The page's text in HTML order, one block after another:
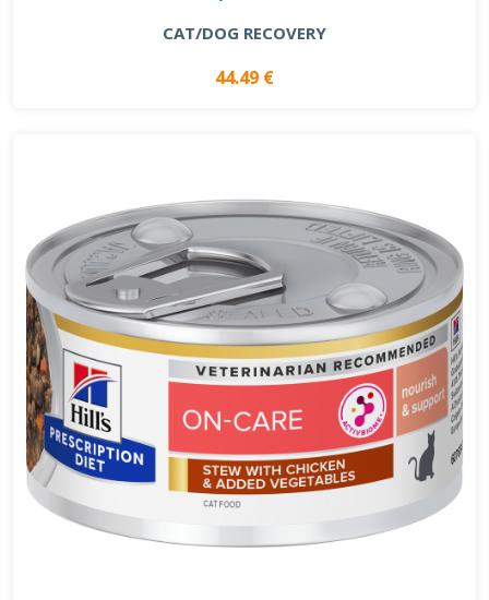
CAT/DOG RECOVERY
44.49 €